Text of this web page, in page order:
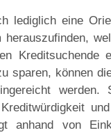
lediglich eine
Kreditsuchende
sparen, können
werden.
anhand von